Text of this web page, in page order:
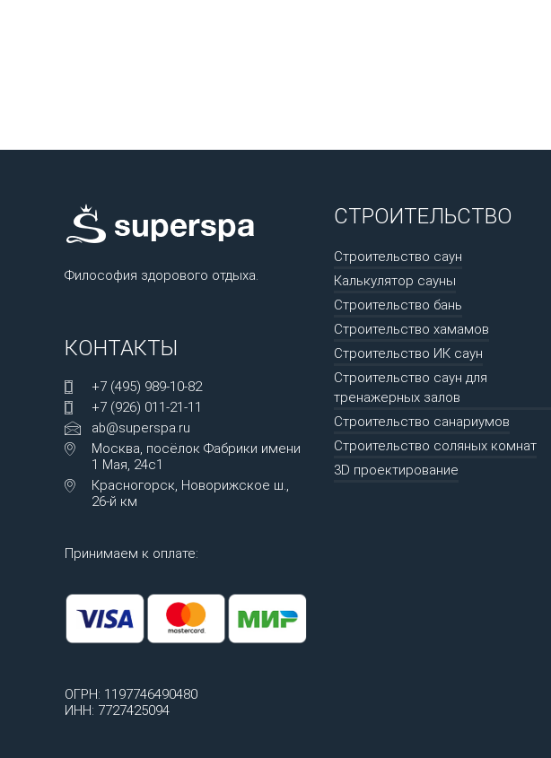
Философия здорового отдыха.
КОНТАКТЫ
+7 (495) 989-10-82
+7 (926) 011-21-11
ab@superspa.ru
Москва, посёлок Фабрики имени
1 Мая, 24с1
Красногорск, Новорижское ш.,
26-й км
Принимаем к оплате:
ОГРН: 1197746490480
ИНН: 7727425094
СТРОИТЕЛЬСТВО
Строительство саун
Калькулятор сауны
Строительство бань
Строительство хамамов
Строительство ИК саун
Строительство саун для
тренажерных залов
Строительство санариумов
Строительство соляных комнат
3D проектирование